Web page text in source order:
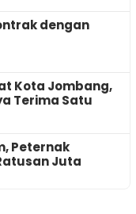
dengan
Kota Jombang,
Terima Satu
Peternak
Juta